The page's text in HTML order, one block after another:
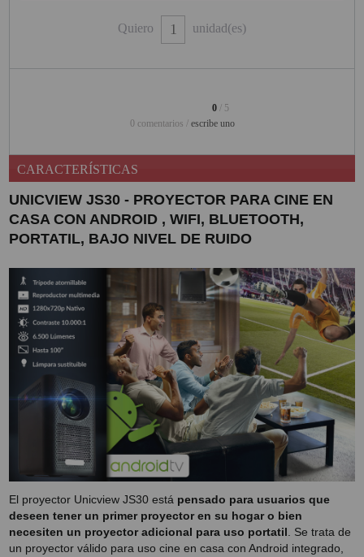
PINBALL VIRTUAL
PROYECTOR CON WIFI
PROYECTOR DE LED
PROYECTOR DE TIRO
PROYECTOR PARA CINE EN
CASA
PROYECTOR PARA
EDUCACION
PROYECTOR PARA EL
MUNDIAL 2026
PROYECTOR PARA FUTBOL
PROYECTORES 2K O 4K
NATIVOS
REACONDICIONADOS
SUPER OFERTAS
Quiero unidad(es)
0 / 5
0 comentarios / escribe uno
CARACTERÍSTICAS
UNICVIEW JS30 - PROYECTOR PARA CINE EN
CASA CON ANDROID , WIFI, BLUETOOTH,
PORTATIL, BAJO NIVEL DE RUIDO
El proyector Unicview JS30 está pensado para usuarios que
deseen tener un primer proyector en su hogar o bien
necesiten un proyector adicional para uso portatil. Se trata de
un proyector válido para uso cine en casa con Android integrado,